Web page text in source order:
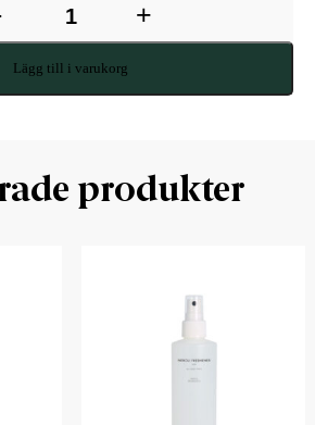
+
Lägg till i varukorg
produkter